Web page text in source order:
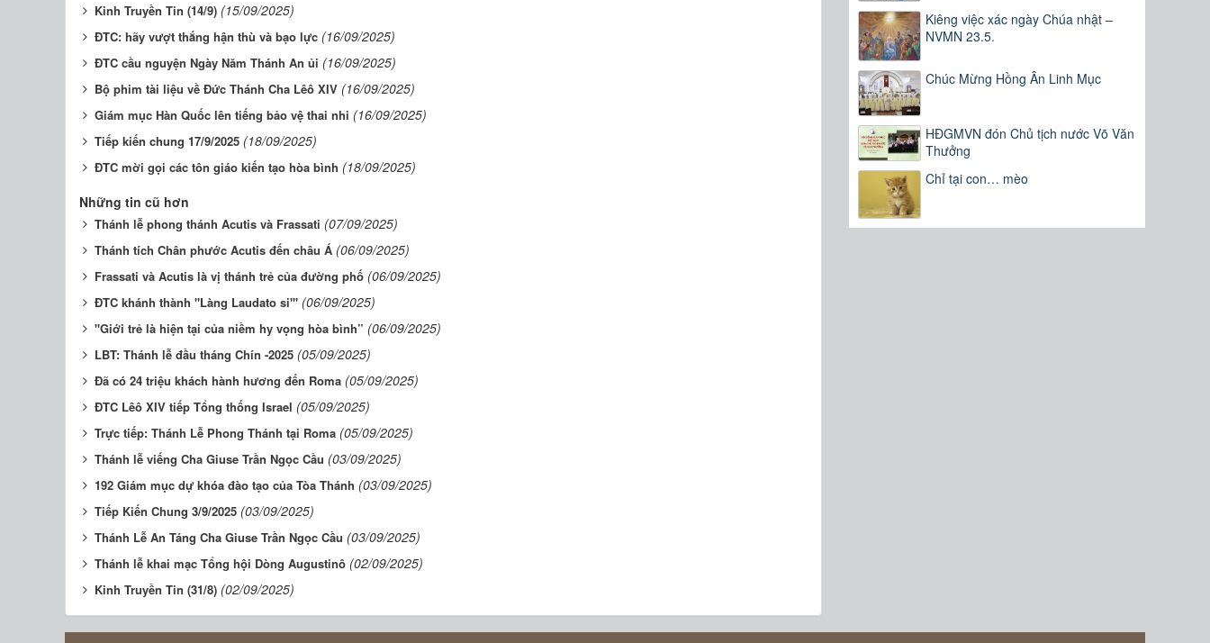
Kinh Truyền Tin (14/9) (15/09/2025)
ĐTC: hãy vượt thắng hận thù và bạo lực (16/09/2025)
ĐTC cầu nguyện Ngày Năm Thánh An ủi (16/09/2025)
Bộ phim tài liệu về Đức Thánh Cha Lêô XIV (16/09/2025)
Giám mục Hàn Quốc lên tiếng bảo vệ thai nhi (16/09/2025)
Tiếp kiến chung 17/9/2025 (18/09/2025)
ĐTC mời gọi các tôn giáo kiến tạo hòa bình (18/09/2025)
Những tin cũ hơn
Thánh lễ phong thánh Acutis và Frassati (07/09/2025)
Thánh tích Chân phước Acutis đến châu Á (06/09/2025)
Frassati và Acutis là vị thánh trẻ của đường phố (06/09/2025)
ĐTC khánh thành "Làng Laudato si'" (06/09/2025)
"Giới trẻ là hiện tại của niềm hy vọng hòa bình” (06/09/2025)
LBT: Thánh lễ đầu tháng Chín -2025 (05/09/2025)
Đã có 24 triệu khách hành hương đến Roma (05/09/2025)
ĐTC Lêô XIV tiếp Tổng thống Israel (05/09/2025)
Trực tiếp: Thánh Lễ Phong Thánh tại Roma (05/09/2025)
Thánh lễ viếng Cha Giuse Trần Ngọc Cầu (03/09/2025)
192 Giám mục dự khóa đào tạo của Tòa Thánh (03/09/2025)
Tiếp Kiến Chung 3/9/2025 (03/09/2025)
Thánh Lễ An Táng Cha Giuse Trần Ngọc Cầu (03/09/2025)
Thánh lễ khai mạc Tổng hội Dòng Augustinô (02/09/2025)
Kinh Truyền Tin (31/8) (02/09/2025)
Kiêng việc xác ngày Chúa nhật –
NVMN 23.5.
Chúc Mừng Hồng Ân Linh Mục
HĐGMVN đón Chủ tịch nước Võ Văn
Thưởng
Chỉ tại con… mèo